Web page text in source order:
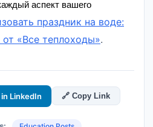
аспект вашего
праздник на воде:
«Все теплоходы».
in LinkedIn 🔗 Copy Link